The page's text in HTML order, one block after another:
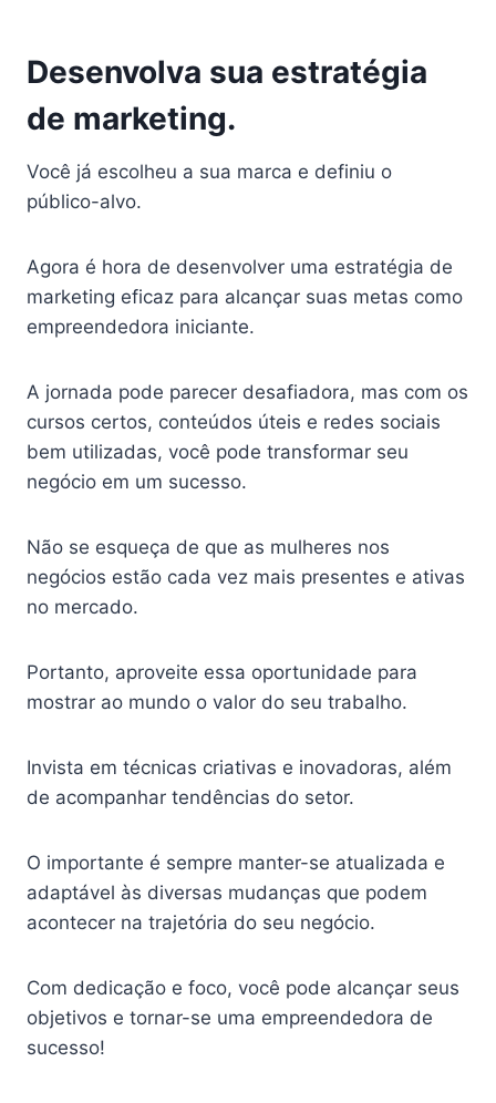
Desenvolva sua estratégia
de marketing.
Você já escolheu a sua marca e definiu o
público-alvo.
Agora é hora de desenvolver uma estratégia de
marketing eficaz para alcançar suas metas como
empreendedora iniciante.
A jornada pode parecer desafiadora, mas com os
cursos certos, conteúdos úteis e redes sociais
bem utilizadas, você pode transformar seu
negócio em um sucesso.
Não se esqueça de que as mulheres nos
negócios estão cada vez mais presentes e ativas
no mercado.
Portanto, aproveite essa oportunidade para
mostrar ao mundo o valor do seu trabalho.
Invista em técnicas criativas e inovadoras, além
de acompanhar tendências do setor.
O importante é sempre manter-se atualizada e
adaptável às diversas mudanças que podem
acontecer na trajetória do seu negócio.
Com dedicação e foco, você pode alcançar seus
objetivos e tornar-se uma empreendedora de
sucesso!